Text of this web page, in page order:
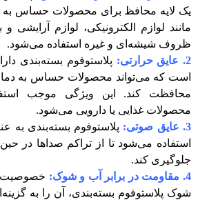
یک لایه محافظ برای محصولات حساس به
مانند لوازم الکترونیکی، لوازم آرایشی
ظروف شیشه‌ای و غیره استفاده می‌شود.
2. عایق حرارتی:
پلاستوفوم بسته‌بندی
است که می‌تواند محصولات حساس به دما
محافظت کند. این ویژگی موجب
محصولات غذایی یا دارویی می‌شود.
3. عایق صوتی:
پلاستوفوم بسته‌بندی به
استفاده می‌شود تا از تراکم صداها در
جلوگیری کند.
4. مقاومت در برابر آب و شوک:
خصوصیت
شوک پلاستوفوم بسته‌بندی، آن را به